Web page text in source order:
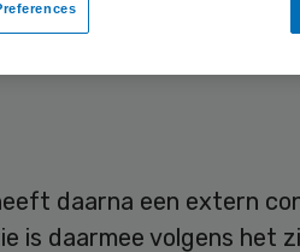
zijn gekomen met de
daarna een extern
is daarmee volgens het